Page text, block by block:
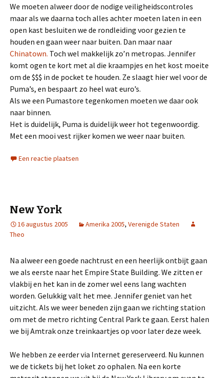
We moeten alweer door de nodige veiligheidscontroles
maar als we daarna toch alles achter moeten laten in een
open kast besluiten we de rondleiding voor gezien te
houden en gaan weer naar buiten. Dan maar naar
Chinatown. Toch wel makkelijk zo’n metropas. Jennifer
komt ogen te kort met al die kraampjes en het kost moeite
om de $$$ in de pocket te houden. Ze slaagt hier wel voor de
Puma’s, en bespaart zo heel wat euro’s.
Als we een Pumastore tegenkomen moeten we daar ook
naar binnen.
Het is duidelijk, Puma is duidelijk weer hot tegenwoordig.
Met een mooi vest rijker komen we weer naar buiten.
Een reactie plaatsen
New York
16 augustus 2005 Amerika 2005, Verenigde Staten
Theo
Na alweer een goede nachtrust en een heerlijk ontbijt gaan
we als eerste naar het Empire State Building. We zitten er
vlakbij en het kan in de zomer wel eens lang wachten
worden. Gelukkig valt het mee. Jennifer geniet van het
uitzicht. Als we weer beneden zijn gaan we richting station
om met de metro richting Central Park te gaan. Eerst halen
we bij Amtrak onze treinkaartjes op voor later deze week.
We hebben ze eerder via Internet gereserveerd. Nu kunnen
we de tickets bij het loket zo ophalen. Na een korte